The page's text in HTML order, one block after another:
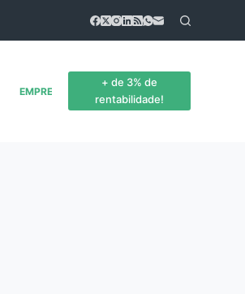
EMPREENDEDORISMO
+ de 3% de
rentabilidade!